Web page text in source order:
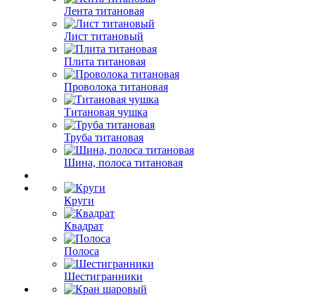
Лента титановая
Лист титановый
Плита титановая
Проволока титановая
Титановая чушка
Труба титановая
Шина, полоса титановая
Круги
Квадрат
Полоса
Шестигранники